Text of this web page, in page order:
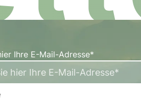
Ihre E-Mail-Adresse*